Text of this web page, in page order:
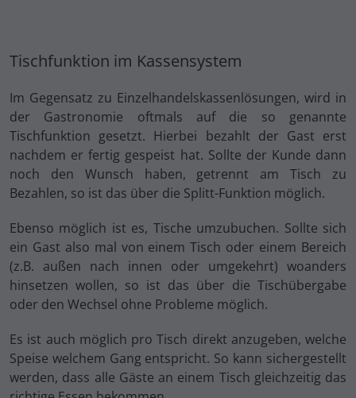
Tischfunktion im Kassensystem
Im Gegensatz zu Einzelhandelskassenlösungen, wird in
der Gastronomie oftmals auf die so genannte
Tischfunktion gesetzt. Hierbei bezahlt der Gast erst
nachdem er fertig gespeist hat. Sollte der Kunde dann
noch den Wunsch haben, getrennt am Tisch zu
Bezahlen, so ist das über die Splitt-Funktion möglich.
Ebenso möglich ist es, Tische umzubuchen. Sollte sich
ein Gast also mal von einem Tisch oder einem Bereich
(z.B. außen nach innen oder umgekehrt) woanders
hinsetzen wollen, so ist das über die Tischübergabe
oder den Wechsel ohne Probleme möglich.
Es ist auch möglich pro Tisch direkt anzugeben, welche
Speise welchem Gang entspricht. So kann sichergestellt
werden, dass alle Gäste an einem Tisch gleichzeitig das